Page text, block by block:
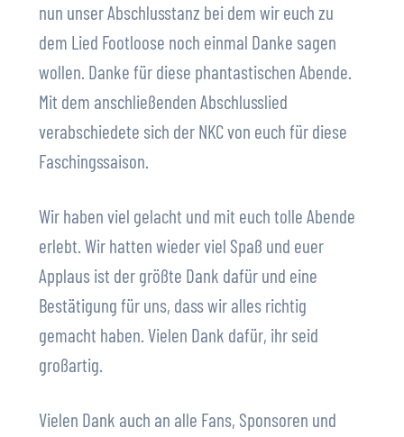
nun unser Abschlusstanz bei dem wir euch zu
dem Lied Footloose noch einmal Danke sagen
wollen. Danke für diese phantastischen Abende.
Mit dem anschließenden Abschlusslied
verabschiedete sich der NKC von euch für diese
Faschingssaison.
Wir haben viel gelacht und mit euch tolle Abende
erlebt. Wir hatten wieder viel Spaß und euer
Applaus ist der größte Dank dafür und eine
Bestätigung für uns, dass wir alles richtig
gemacht haben. Vielen Dank dafür, ihr seid
großartig.
Vielen Dank auch an alle Fans, Sponsoren und